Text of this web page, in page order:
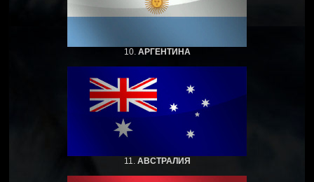
10. АРГЕНТИНА
11. АВСТРАЛИЯ